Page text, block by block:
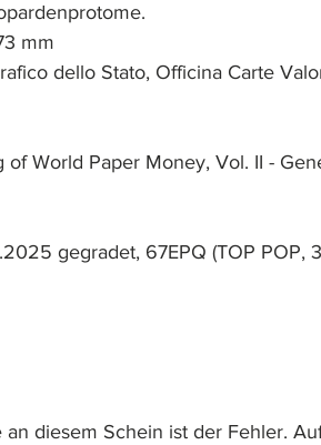
mm
dello Stato, Officina Carte
of World Paper Money, Vol. II -
gegradet, 67EPQ (TOP POP,
an diesem Schein ist der Fehler.